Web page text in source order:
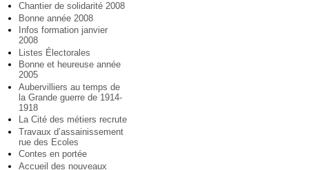
Chantier de solidarité 2008
Bonne année 2008
Infos formation janvier
2008
Listes Électorales
Bonne et heureuse année
2005
Aubervilliers au temps de
la Grande guerre de 1914-
1918
La Cité des métiers recrute
Travaux d’assainissement
rue des Ecoles
Contes en portée
Accueil des nouveaux